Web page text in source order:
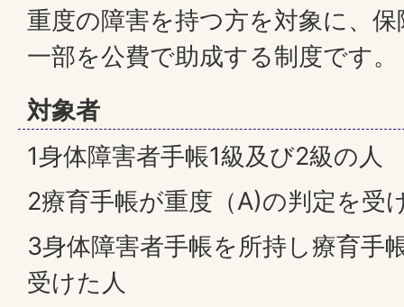
重度の障害を持つ方を対象に、
一部を公費で助成する制度です。
対象者
1身体障害者手帳1級及び2級の人
2療育手帳が重度（A)の判定を受
3身体障害者手帳を所持し療育手
受けた人